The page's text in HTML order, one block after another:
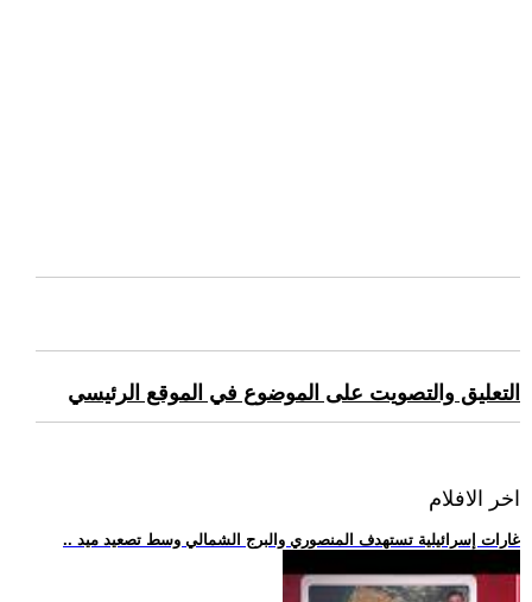
التعليق والتصويت على الموضوع في الموقع الرئيسي
اخر الافلام
.. غارات إسرائيلية تستهدف المنصوري والبرج الشمالي وسط تصعيد ميد